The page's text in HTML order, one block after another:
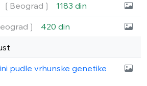
❲Beograd❳ 1183 din
420 din
pudle vrhunske genetike